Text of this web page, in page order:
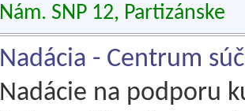
Nám. SNP 12, Partizánske
Nadácia - Centrum
Nadácie na podporu